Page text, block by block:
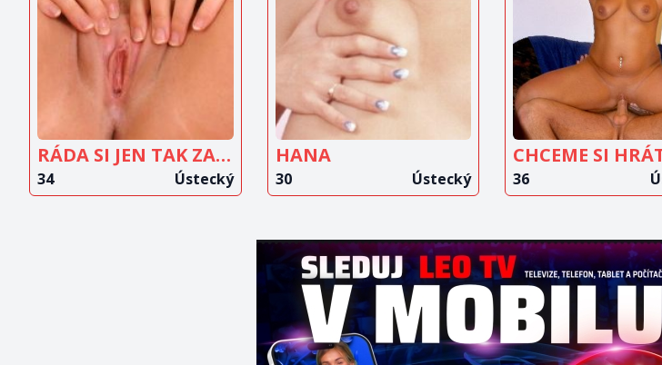
ZOBRAZIT
INZERÁT
RÁDA SI JEN TAK ZAŠUKAT
34 Ústecký
ZOBRAZIT
INZERÁT
HANA
30 Ústecký
INZERÁT
CHCEME SI
36